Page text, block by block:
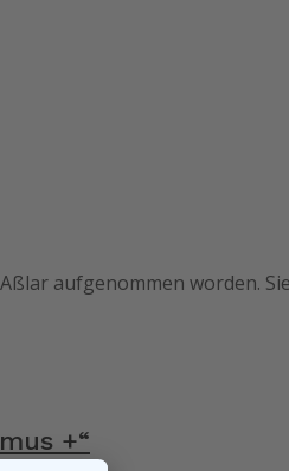
aufgenommen worden.
+“